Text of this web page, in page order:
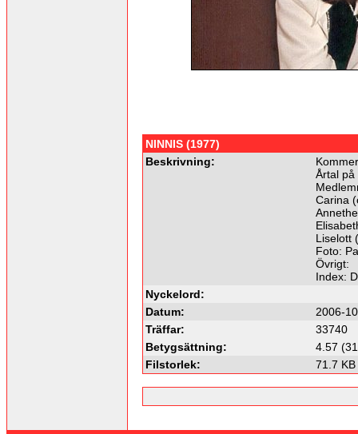
NINNIS (1977)
Beskrivning:
Årtal på
Carina
Liselott
Foto:
Övrigt:
Index:
Nyckelord:
Datum:
2006-
Träffar:
33740
Betygsättning:
4.57
Filstorlek:
71.7 KB